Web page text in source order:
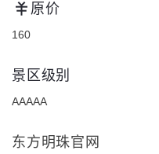
原价
160
景区级别
AAAAA
东方明珠官网